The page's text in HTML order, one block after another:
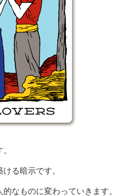
る暗示です。
なものに変わっていきます。